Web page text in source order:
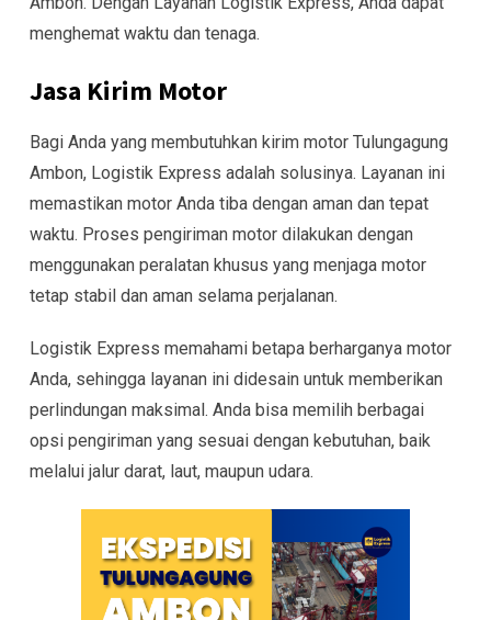
menghemat waktu dan tenaga.
Jasa Kirim Motor
Bagi Anda yang membutuhkan kirim motor Tulungagung
Ambon, Logistik Express adalah solusinya. Layanan ini
memastikan motor Anda tiba dengan aman dan tepat
waktu. Proses pengiriman motor dilakukan dengan
menggunakan peralatan khusus yang menjaga motor
tetap stabil dan aman selama perjalanan.
Logistik Express memahami betapa berharganya motor
Anda, sehingga layanan ini didesain untuk memberikan
perlindungan maksimal. Anda bisa memilih berbagai
opsi pengiriman yang sesuai dengan kebutuhan, baik
melalui jalur darat, laut, maupun udara.